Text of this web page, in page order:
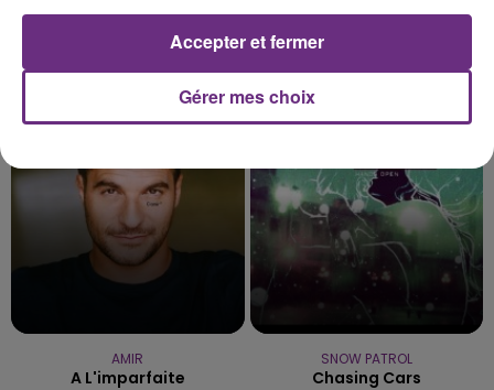
AMIR
A L'imparfaite
SNOW PATROL
Chasing Cars
Gérer mes choix
Accepter et fermer